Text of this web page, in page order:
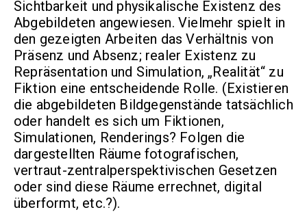
Sichtbarkeit und physikalische Existenz des
Abgebildeten angewiesen. Vielmehr spielt in
den gezeigten Arbeiten das Verhältnis von
Präsenz und Absenz; realer Existenz zu
Repräsentation und Simulation, „Realität“ zu
Fiktion eine entscheidende Rolle. (Existieren
die abgebildeten Bildgegenstände tatsächlich
oder handelt es sich um Fiktionen,
Simulationen, Renderings? Folgen die
dargestellten Räume fotografischen,
vertraut-zentralperspektivischen Gesetzen
oder sind diese Räume errechnet, digital
überformt, etc.?).